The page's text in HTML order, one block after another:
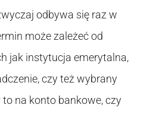
odbywa się raz w
może zależeć od
jak instytucja emerytalna,
czy też wybrany
na konto bankowe, czy